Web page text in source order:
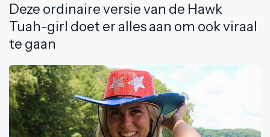
Deze ordinaire versie van de Hawk
Tuah-girl doet er alles aan om ook viraal
te gaan